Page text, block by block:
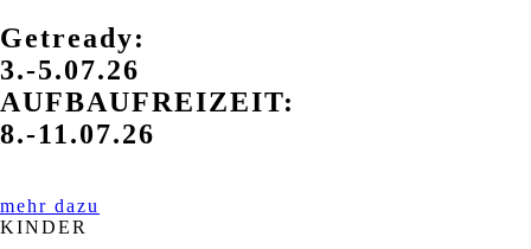
Getready:
3.-5.07.26
AUFBAUFREIZEIT:
8.-11.07.26
mehr dazu
KINDER